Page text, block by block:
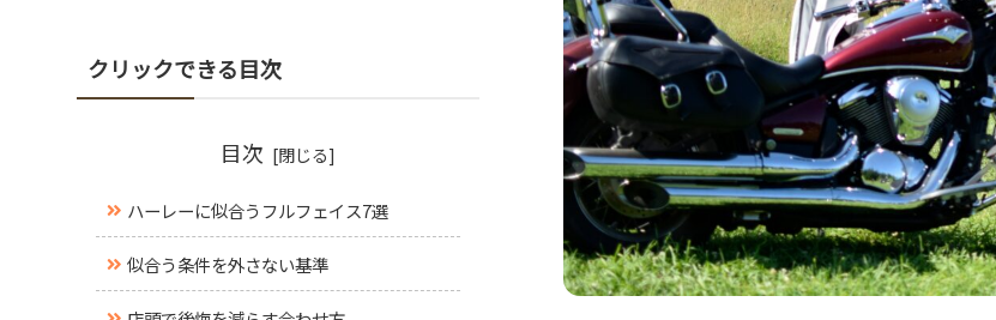
クリックできる目次
目次
ハーレーに似合うフルフェイス7選
似合う条件を外さない基準